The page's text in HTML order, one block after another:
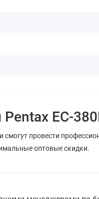
EC-
провести
оптовые скидки.